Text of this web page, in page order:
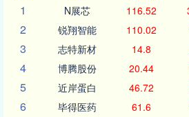
1
N展芯 116.52
2 锐翔智能 110.02
3 志特新材 14.8
4 博腾股份 20.44
5 近岸蛋白 46.72
6 毕得医药 61.6